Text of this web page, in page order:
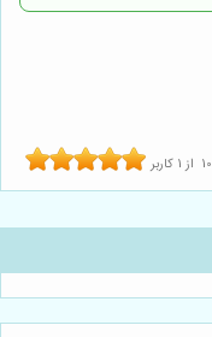
10 از 1 کاربر